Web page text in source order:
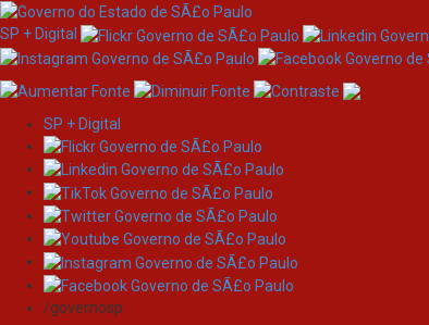
Skip
navigation
SP + Digital
SP + Digital
/governosp Search